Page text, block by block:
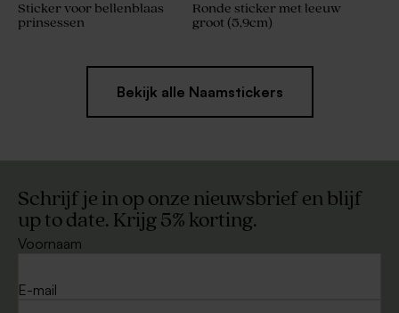
Sticker voor bellenblaas
prinsessen
Ronde sticker met leeuw
groot (5,9cm)
Bekijk alle Naamstickers
Schrijf je in op onze nieuwsbrief en blijf
up to date. Krijg 5% korting.
Voornaam
E-mail